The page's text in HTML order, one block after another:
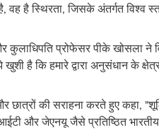
है, वह है स्थिरता, जिसके अंतर्गत
प्रोफेसर पीके खोसला ने
खुशी है कि हमारे द्वारा अनुसंधान के
की सराहना करते हुए कहा,
और जेएनयू जैसे प्रतिष्ठित भारतीय